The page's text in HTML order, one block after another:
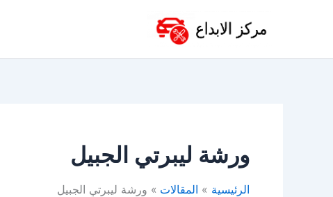
ورشة ليبرتي الجبيل
الرئيسية المقالات ورشة ليبرتي الجبيل